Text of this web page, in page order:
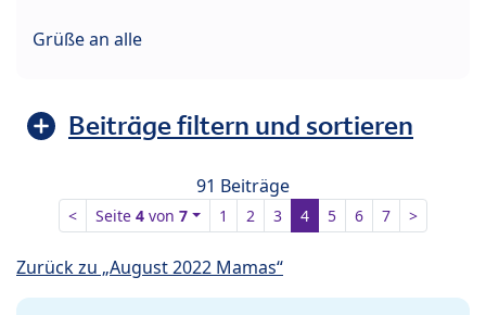
Grüße an alle
Beiträge filtern und sortieren
91 Beiträge
< Seite4 von7 1 2 3 4 5 6 7 >
Zurück zu „August 2022 Mamas“